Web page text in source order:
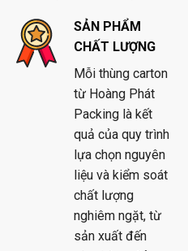
SẢN PHẨM
CHẤT LƯỢNG
Mỗi thùng carton
từ Hoàng Phát
Packing là kết
quả của quy trình
lựa chọn nguyên
liệu và kiểm soát
chất lượng
nghiêm ngặt, từ
sản xuất đến